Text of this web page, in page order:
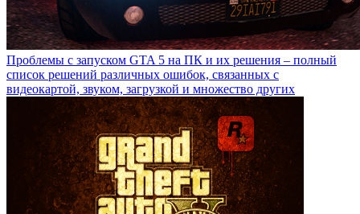
Проблемы с запуском GTA 5 на ПК и их решения – полный
список решений различных ошибок, связанных с
видеокартой, звуком, загрузкой и множество других